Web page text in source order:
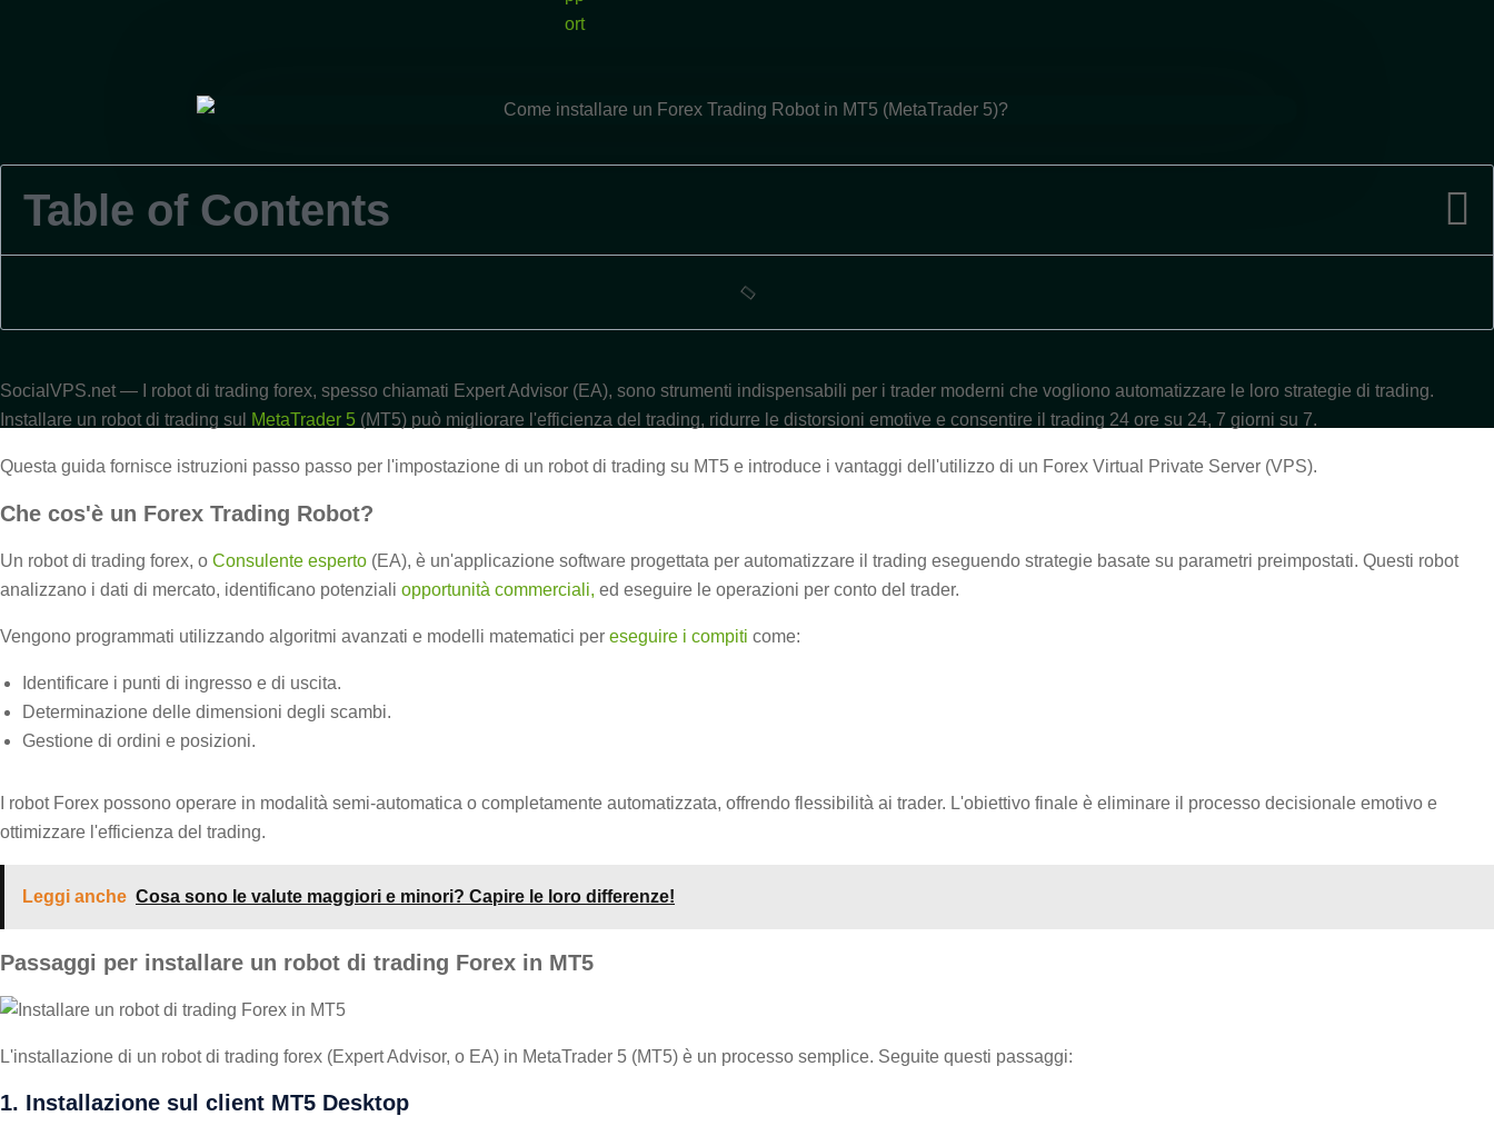
Table of Contents
SocialVPS.net — I robot di trading forex, spesso chiamati Expert Advisor (EA), sono strumenti indispensabili per i trader moderni che vogliono automatizzare le loro strategie di trading.
Installare un robot di trading sul
MetaTrader 5 (MT5) può migliorare l'efficienza del trading, ridurre le distorsioni emotive e consentire il trading 24 ore su 24, 7 giorni su 7.
Questa guida fornisce istruzioni passo passo per l'impostazione di un robot di trading su MT5 e introduce i vantaggi dell'utilizzo di un Forex Virtual Private Server (VPS).
Che cos'è un Forex Trading Robot?
Un robot di trading forex, o Consulente esperto (EA), è un'applicazione software progettata per automatizzare il trading eseguendo strategie basate su parametri preimpostati. Questi robot
analizzano i dati di mercato, identificano potenziali opportunità commerciali, ed eseguire le operazioni per conto del trader.
Vengono programmati utilizzando algoritmi avanzati e modelli matematici per eseguire i compiti come:
Identificare i punti di ingresso e di uscita.
Determinazione delle dimensioni degli scambi.
Gestione di ordini e posizioni.
I robot Forex possono operare in modalità semi-automatica o completamente automatizzata, offrendo flessibilità ai trader. L'obiettivo finale è eliminare il processo decisionale emotivo e
ottimizzare l'efficienza del trading.
Leggi anche Cosa sono le valute maggiori e minori? Capire le loro differenze!
Passaggi per installare un robot di trading Forex in MT5
L'installazione di un robot di trading forex (Expert Advisor, o EA) in MetaTrader 5 (MT5) è un processo semplice. Seguite questi passaggi:
1. Installazione sul client MT5 Desktop